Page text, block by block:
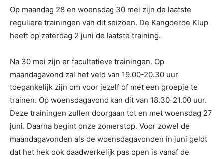
Op maandag 28 en woensdag 30 mei zijn de laatste
reguliere trainingen van dit seizoen. De Kangoeroe Klup
heeft op zaterdag 2 juni de laatste training.
Na 30 mei zijn er facultatieve trainingen. Op
maandagavond zal het veld van 19.00-20.30 uur
toegankelijk zijn om voor jezelf of met een groepje te
trainen. Op woensdagavond kan dit van 18.30-21.00 uur.
Deze trainingen zullen doorgaan tot en met woensdag 27
juni. Daarna begint onze zomerstop. Voor zowel de
maandagavonden als de woensdagavonden in juni geldt
dat het hek ook daadwerkelijk pas open is vanaf de